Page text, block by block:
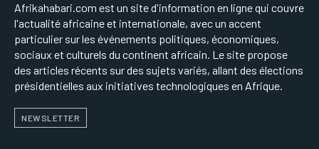
Afrikahabari.com est un site d'information en ligne qui couvre
l'actualité africaine et internationale, avec un accent
particulier sur les événements politiques, économiques,
sociaux et culturels du continent africain. Le site propose
des articles récents sur des sujets variés, allant des élections
présidentielles aux initiatives technologiques en Afrique.
NEWSLETTER